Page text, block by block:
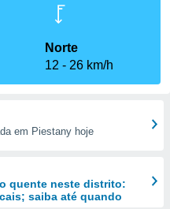
Norte
12
26 km/h
em Piestany hoje
quente neste distrito:
saiba até quando